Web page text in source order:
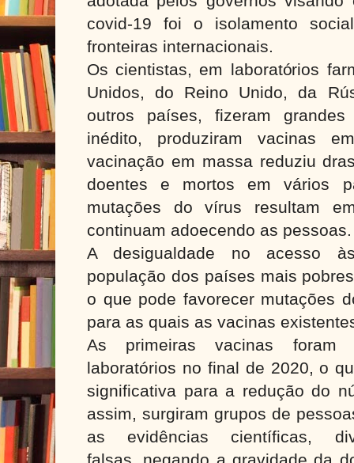
covid-19 foi o isolamento
fronteiras internacionais.
Os cientistas, em laboratórios
Unidos, do Reino Unido, da
outros países, fizeram
inédito, produziram vacinas
vacinação em massa reduziu
doentes e mortos em vários
mutações do vírus resultam
continuam adoecendo as pessoas.
A desigualdade no acesso
população dos países mais
o que pode favorecer mutações
para as quais as vacinas
As primeiras vacinas foram
laboratórios no final de 2020, o
significativa para a redução do
assim, surgiram grupos de
as evidências científicas,